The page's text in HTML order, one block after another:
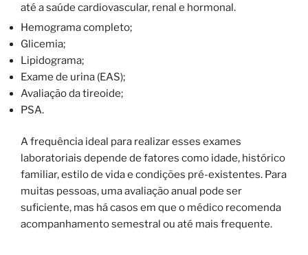
até a saúde cardiovascular, renal e hormonal.
Hemograma completo;
Glicemia;
Lipidograma;
Exame de urina (EAS);
Avaliação da tireoide;
PSA.
A frequência ideal para realizar esses exames
laboratoriais depende de fatores como idade, histórico
familiar, estilo de vida e condições pré-existentes. Para
muitas pessoas, uma avaliação anual pode ser
suficiente, mas há casos em que o médico recomenda
acompanhamento semestral ou até mais frequente.